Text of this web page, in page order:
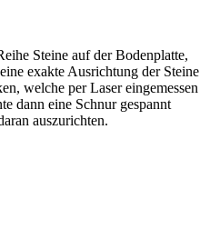
Steine auf der Bodenplatte,
exakte Ausrichtung der Steine
welche per Laser eingemessen
dann eine Schnur gespannt
auszurichten.